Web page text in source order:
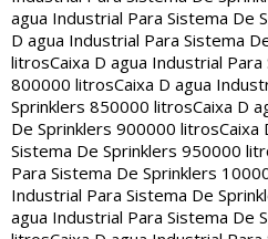
agua Industrial Para Sistema De
D agua Industrial Para Sistema
litrosCaixa D agua Industrial
800000 litrosCaixa D agua
Sprinklers 850000 litrosCaixa D
De Sprinklers 900000 litrosCaixa
Sistema De Sprinklers 950000
Para Sistema De Sprinklers
Industrial Para Sistema De
agua Industrial Para Sistema De